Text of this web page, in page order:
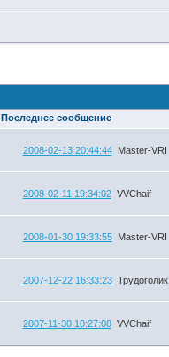
Последнее сообщение
2008-02-13 20:44:44 Master-VRI
2008-02-11 19:34:02 VVChaif
2008-01-30 19:33:55 Master-VRI
2007-12-22 16:33:23 Трудоголик
2007-11-30 10:27:08 VVChaif